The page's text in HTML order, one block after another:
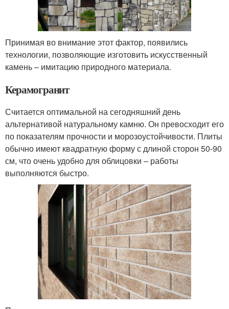
Принимая во внимание этот фактор, появились
технологии, позволяющие изготовить искусственный
камень – имитацию природного материала.
Керамогранит
Считается оптимальной на сегодняшний день
альтернативой натуральному камню. Он превосходит его
по показателям прочности и морозоустойчивости. Плиты
обычно имеют квадратную форму с длиной сторон 50-90
см, что очень удобно для облицовки – работы
выполняются быстро.